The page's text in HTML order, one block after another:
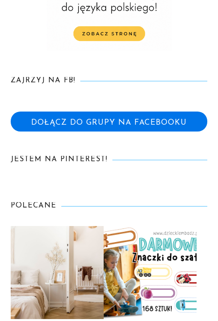
ZAJRZYJ NA FB!
DOŁĄCZ DO GRUPY NA FACEBOOKU
JESTEM NA PINTEREST!
POLECANE